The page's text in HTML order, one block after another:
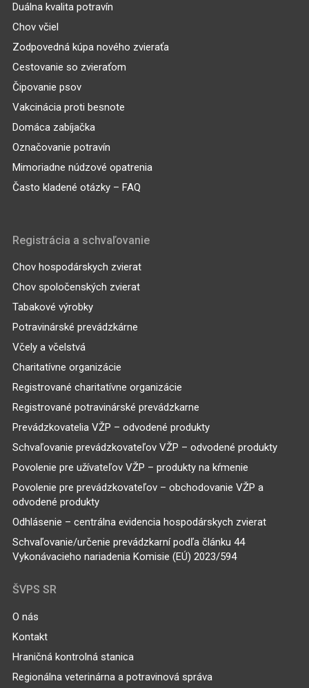
Duálna kvalita potravín
Chov včiel
Zodpovedná kúpa nového zvieraťa
Cestovanie so zvieraťom
Čipovanie psov
Vakcinácia proti besnote
Domáca zabíjačka
Označovanie potravín
Mimoriadne núdzové opatrenia
Často kladené otázky – FAQ
Registrácia a schvaľovanie
Chov hospodárskych zvierat
Chov spoločenských zvierat
Tabakové výrobky
Potravinárské prevádzkárne
Včely a včelstvá
Charitatívne organizácie
Registrované charitatívne organizácie
Registrované potravinárské prevádzkarne
Prevádzkovatelia VŽP – odvodené produkty
Schvaľovanie prevádzkovateľov VŽP – odvodené produkty
Povolenie pre užívateľov VŽP – produkty na kŕmenie
Povolenie pre prevádzkovateľov – obchodovanie VŽP a
odvodené produkty
Odhlásenie – centrálna evidencia hospodárskych zvierat
Schvaľovanie/určenie prevádzkarní podľa článku 44
Vykonávacieho nariadenia Komisie (EÚ) 2023/594
ŠVPS SR
O nás
Kontakt
Hraničná kontrolná stanica
Regionálna veterinárna a potravinová správa